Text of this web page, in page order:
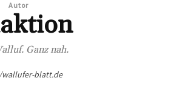
Autor
Ganz nah.
blatt.de